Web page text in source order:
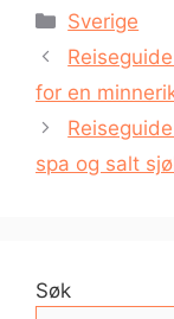
Kategorier
Sverige
for en
spa og salt
Søk